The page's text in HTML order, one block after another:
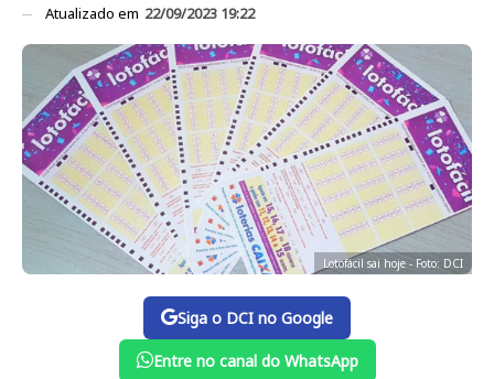
Atualizado em 22/09/2023 19:22
Lotofácil sai hoje - Foto: DCI
Siga o DCI no Google
Entre no canal do WhatsApp